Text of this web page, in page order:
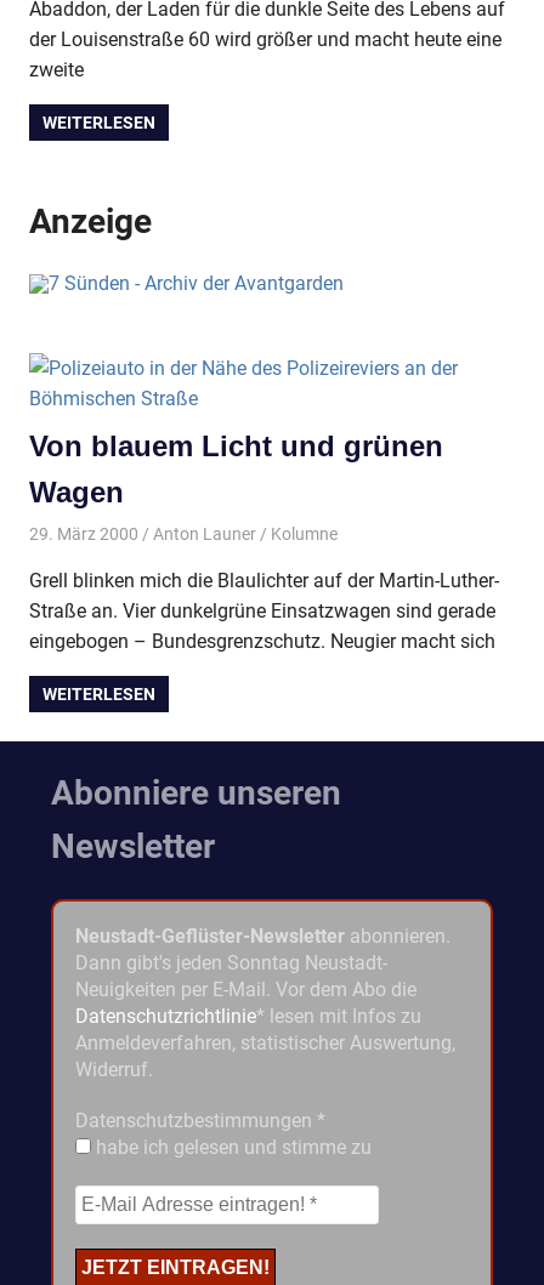
Abaddon, der Laden für die dunkle Seite des Lebens auf
der Louisenstraße 60 wird größer und macht heute eine
zweite
WEITERLESEN
Anzeige
Von blauem Licht und grünen
Wagen
29. März 2000 Anton Launer Kolumne
Grell blinken mich die Blaulichter auf der Martin-Luther-
Straße an. Vier dunkelgrüne Einsatzwagen sind gerade
eingebogen – Bundesgrenzschutz. Neugier macht sich
WEITERLESEN
Abonniere unseren
Newsletter
Neustadt-Geflüster-Newsletter abonnieren.
Dann gibt's jeden Sonntag Neustadt-
Neuigkeiten per E-Mail. Vor dem Abo die
Datenschutzrichtlinie* lesen mit Infos zu
Anmeldeverfahren, statistischer Auswertung,
Widerruf.
Datenschutzbestimmungen *
habe ich gelesen und stimme zu